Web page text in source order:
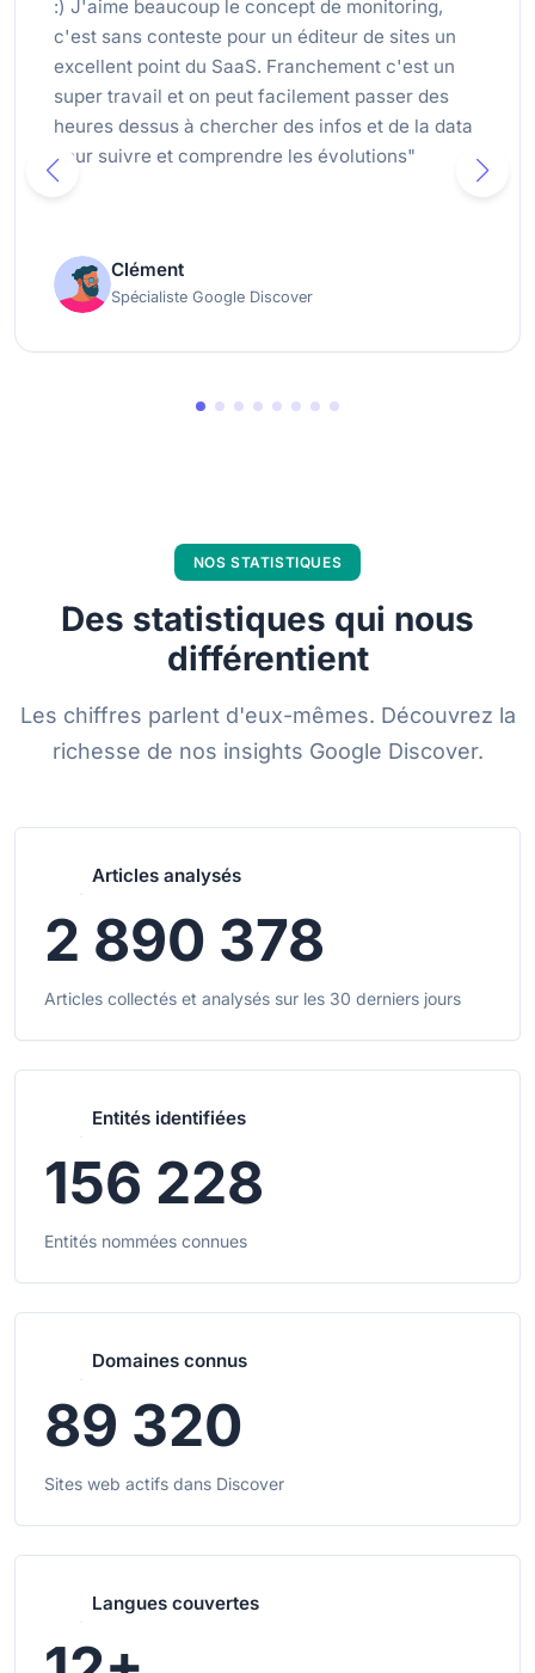
:) J'aime beaucoup le concept de monitoring,
c'est sans conteste pour un éditeur de sites un
excellent point du SaaS. Franchement c'est un
super travail et on peut facilement passer des
heures dessus à chercher des infos et de la data
pour suivre et comprendre les évolutions"
Clément
Spécialiste Google Discover
NOS STATISTIQUES
Des statistiques qui nous
différentient
Les chiffres parlent d'eux-mêmes. Découvrez la
richesse de nos insights Google Discover.
Articles analysés
2 890 378
Articles collectés et analysés sur les 30 derniers jours
Entités identifiées
156 228
Entités nommées connues
Domaines connus
89 320
Sites web actifs dans Discover
Langues couvertes